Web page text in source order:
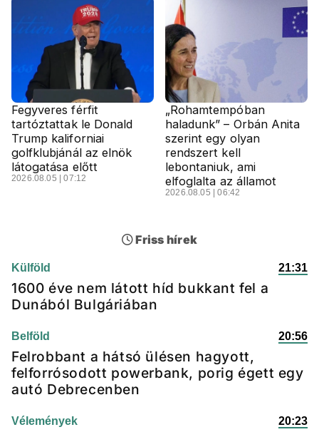
Fegyveres férfit
tartóztattak le Donald
Trump kaliforniai
golfklubjánál az elnök
látogatása előtt
2026.08.05 | 07:12
„Rohamtempóban
haladunk” – Orbán Anita
szerint egy olyan
rendszert kell
lebontaniuk, ami
elfoglalta az államot
2026.08.05 | 06:42
Friss hírek
Külföld 21:31
1600 éve nem látott híd bukkant fel a
Dunából Bulgáriában
Belföld 20:56
Felrobbant a hátsó ülésen hagyott,
felforrósodott powerbank, porig égett egy
autó Debrecenben
Vélemények 20:23